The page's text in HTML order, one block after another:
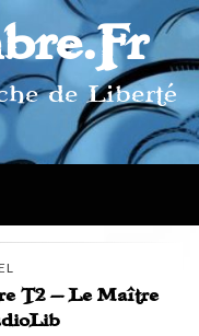
de Liberté
T2 – Le Maître